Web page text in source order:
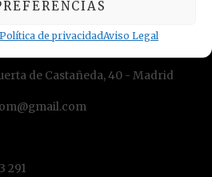
Política de privacidadAviso Legal
de Castañeda, 40 - Madrid
291